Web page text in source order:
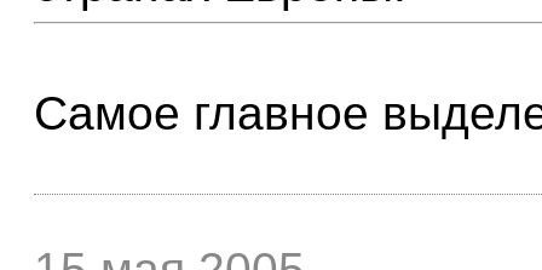
Самое главное